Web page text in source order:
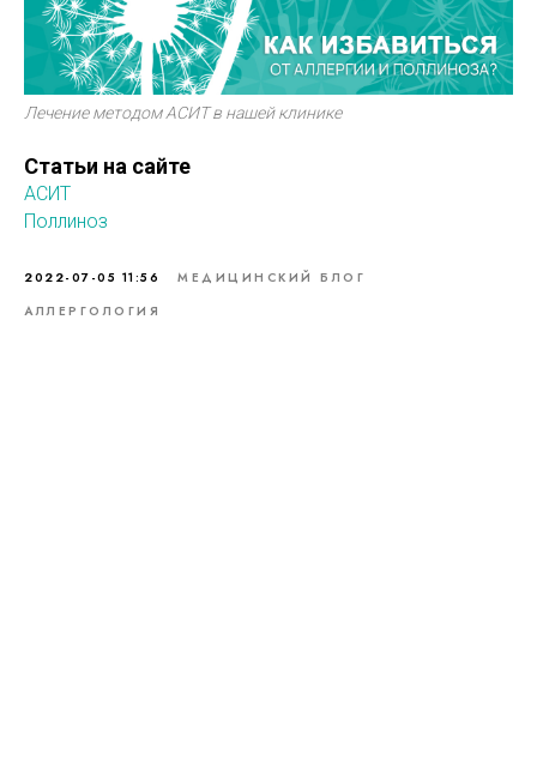
Лечение методом АСИТ в нашей клинике
Статьи на сайте
АСИТ
Поллиноз
2022-07-05 11:56
МЕДИЦИНСКИЙ БЛОГ
АЛЛЕРГОЛОГИЯ